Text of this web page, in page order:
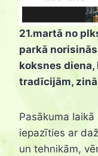
21.martā no
parkā
koksnes
tradīcijām,
Pasākuma
iepazīties ar
un tehnikām,